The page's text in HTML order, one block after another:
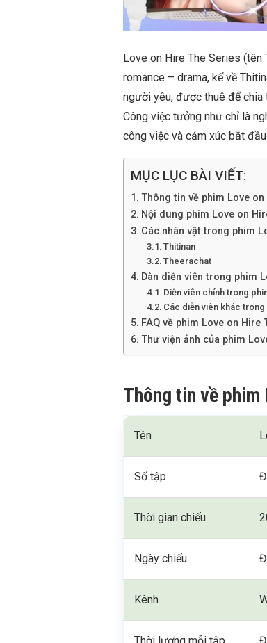
Love on Hire The Series
romance – drama, kể về
người yêu, được thuê để chia
Công việc tưởng như chỉ là
công việc và cảm xúc bắt
MỤC LỤC BÀI VIẾT:
Thông tin về phim Love
Nội dung phim Love on
Các nhân vật trong phim
Thitinan
Theerachat
Dàn diễn viên trong phim
Diễn viên chính trong
Các diễn viên khác
FAQ về phim Love on Hire
Thư viện ảnh của phim
Thông tin về
Tên
Số tập
Thời gian chiếu
Ngày chiếu
Kênh